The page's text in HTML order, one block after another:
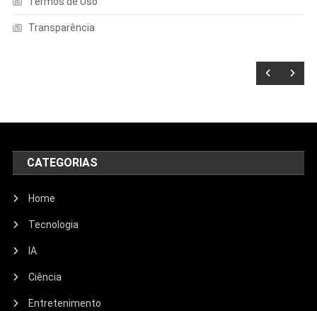
Transparência
CATEGORIAS
Home
Tecnologia
IA
Ciência
Entretenimento